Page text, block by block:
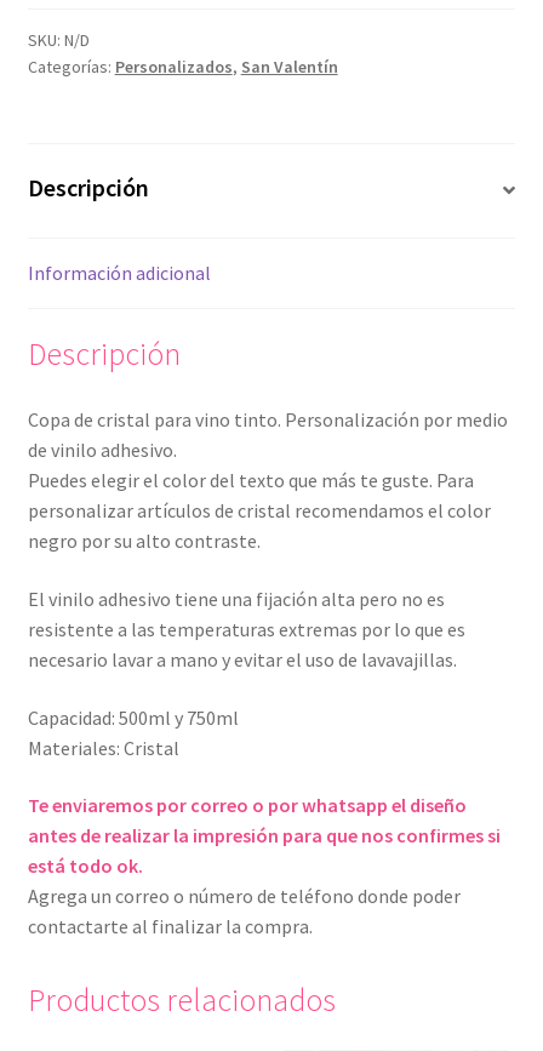
SKU: N/D
Categorías: Personalizados, San Valentín
Descripción
Información adicional
Descripción
Copa de cristal para vino tinto. Personalización por medio
de vinilo adhesivo.
Puedes elegir el color del texto que más te guste. Para
personalizar artículos de cristal recomendamos el color
negro por su alto contraste.
El vinilo adhesivo tiene una fijación alta pero no es
resistente a las temperaturas extremas por lo que es
necesario lavar a mano y evitar el uso de lavavajillas.
Capacidad: 500ml y 750ml
Materiales: Cristal
Te enviaremos por correo o por whatsapp el diseño
antes de realizar la impresión para que nos confirmes si
está todo ok.
Agrega un correo o número de teléfono donde poder
contactarte al finalizar la compra.
Productos relacionados